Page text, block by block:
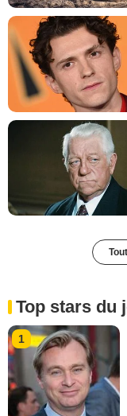
Top stars du
1